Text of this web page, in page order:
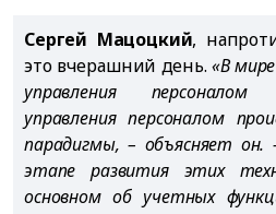
Сергей Мацоцкий,
это вчерашний день. «В
управления
управления персоналом
парадигмы, – объясняет он.
этапе развития этих
основном об учетных